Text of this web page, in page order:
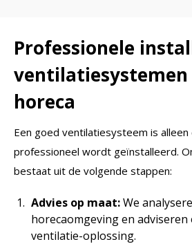
Professionele
ventilatiesystemen
horeca
Een goed ventilatiesysteem is
professioneel wordt geïnstalleerd.
bestaat uit de volgende stappen:
Advies op maat:We
horecaomgeving en adviseren
ventilatie-oplossing.